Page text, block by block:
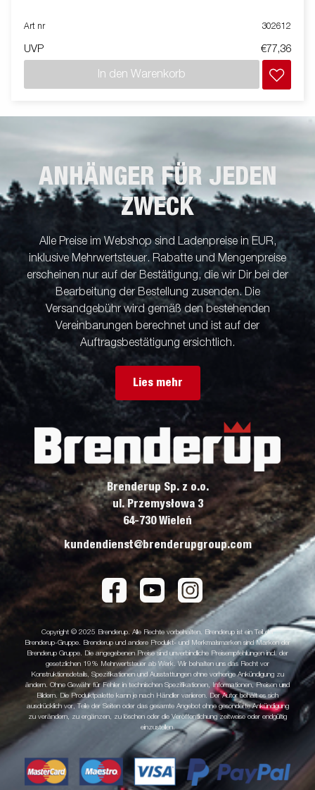
Art nr 302612
UVP €77,36
In den Warenkorb
ANHÄNGER FÜR JEDEN
ZWECK
Alle Preise im Webshop sind Ladenpreise in EUR,
inklusive Mehrwertsteuer. Rabatte und Mengenpreise
erscheinen nur auf der Bestätigung, die wir Dir bei der
Bearbeitung der Bestellung zusenden. Die
Versandgebühr wird gemäß den bestehenden
Vereinbarungen berechnet und ist auf der
Auftragsbestätigung ersichtlich.
Lies mehr
Brenderup Sp. z o.o.
ul. Przemysłowa 3
64-730 Wieleń
kundendienst@brenderupgroup.com
Copyright © 2025 Brenderup. Alle Rechte vorbehalten. Brenderup ist ein Teil der
Brenderup-Gruppe. Brenderup und andere Produkt- und Merkmalsmarken sind Marken der
Brenderup Gruppe. Die angegebenen Preise sind unverbindliche Preisempfehlungen incl. der
gesetzlichen 19% Mehrwertsteuer ab Werk. Wir behalten uns das Recht vor
Konstruktionsdetails, Spezifikationen und Ausstattungen ohne vorherige Ankündigung zu
ändern. Ohne Gewähr für Fehler in technischen Spezifikationen, Informationen, Preisen und
Bildern. Die Produktpalette kann je nach Händler variieren. Der Autor behält es sich
ausdrücklich vor, Teile der Seiten oder das gesamte Angebot ohne gesonderte Ankündigung
zu verändern, zu ergänzen, zu löschen oder die Veröffentlichung zeitweise oder endgültig
einzustellen.